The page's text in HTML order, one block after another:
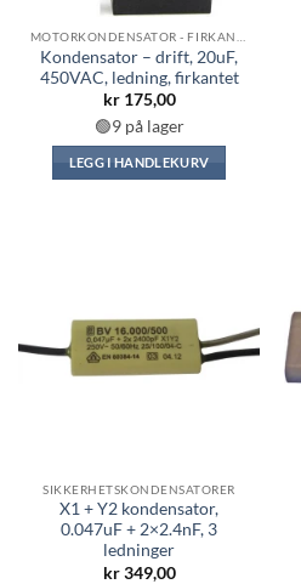
Kondensator – drift, 20uF,
450VAC, ledning, firkantet
kr175,00
🟢9 på lager
LEGG I HANDLEKURV
SIKKERHETSKONDENSATORER
X1 + Y2 kondensator,
0.047uF + 2×2.4nF, 3
ledninger
kr349,00